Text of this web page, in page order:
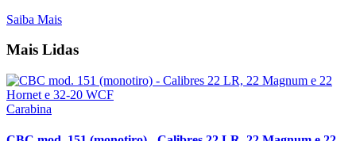
Saiba Mais
Mais Lidas
Carabina